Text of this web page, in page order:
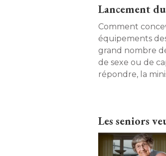
Lancement
Comment
équipements
grand nombre
de sexe ou de
répondre, la
logements,
de notre
Les seniors